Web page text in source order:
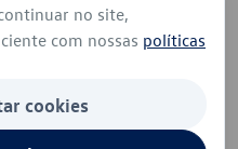
no site,
com nossas políticas
cookies